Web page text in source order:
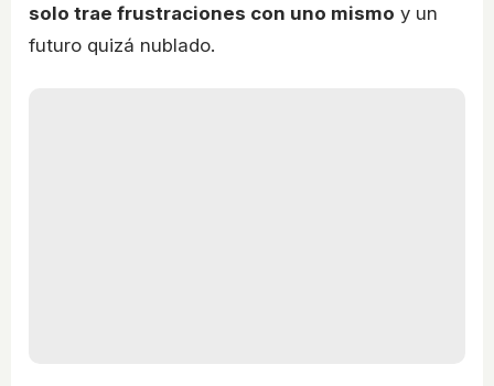
solo trae frustraciones con uno mismo y un
futuro quizá nublado.